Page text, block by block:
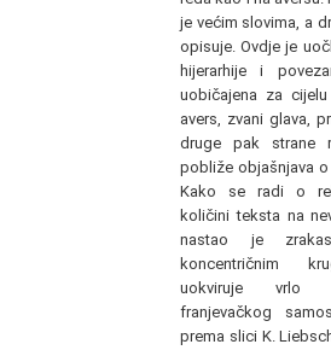
je većim slovima, a
opisuje. Ovdje je
hijerarhije i
uobičajena za
avers, zvani glava,
druge pak strane
pobliže objašnjava o
Kako se radi o
količini teksta na
nastao je
koncentričnim
uokviruje vrlo
franjevačkog
prema slici K.